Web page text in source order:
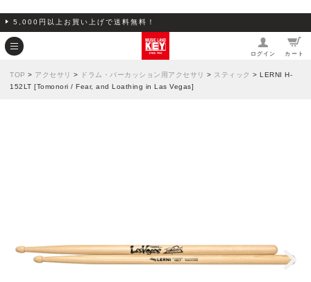
5,000円以上お買い上げで送料無料！
ログイン カート
TOP > アクセサリ > ドラム・パーカッション用アクセサリ > スティック > LERNI H-
152LT [Tomonori / Fear, and Loathing in Las Vegas]